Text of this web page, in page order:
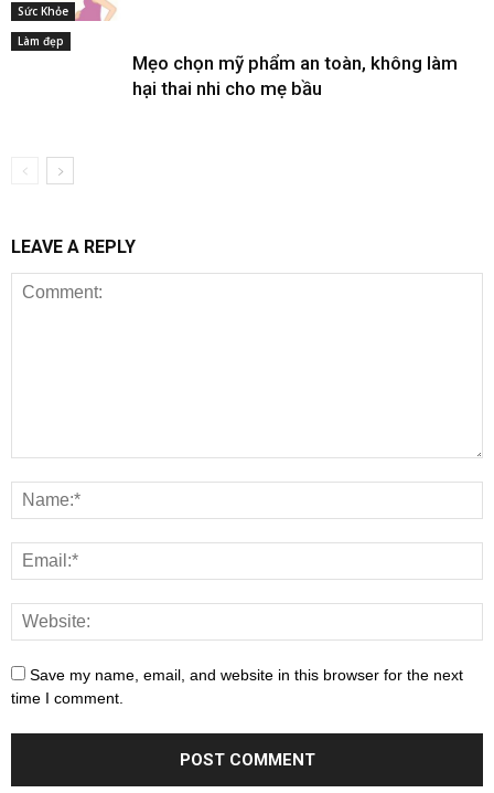
Sức Khỏe
Làm đẹp
Mẹo chọn mỹ phẩm an toàn, không làm
hại thai nhi cho mẹ bầu
LEAVE A REPLY
Save my name, email, and website in this browser for the next
time I comment.